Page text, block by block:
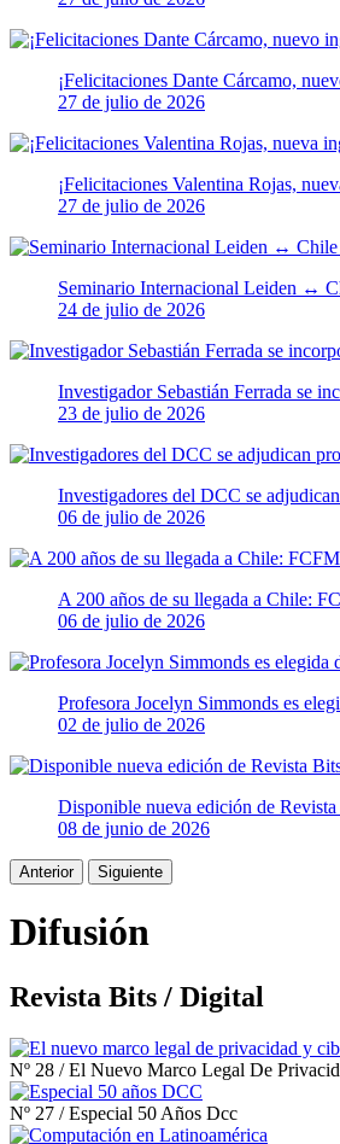
¡Felicitaciones Dante Cárcamo,
27 de julio de 2026
¡Felicitaciones Valentina Rojas,
27 de julio de 2026
Seminario Internacional Leiden ↔
24 de julio de 2026
Investigador Sebastián Ferrada se
23 de julio de 2026
Investigadores del DCC se
06 de julio de 2026
A 200 años de su llegada a Chile:
06 de julio de 2026
Profesora Jocelyn Simmonds es
02 de julio de 2026
Disponible nueva edición de
08 de junio de 2026
Anterior Siguiente
Difusión
Revista Bits / Digital
Nº 28 /El Nuevo Marco Legal De
Nº 27 /Especial 50 Años Dcc